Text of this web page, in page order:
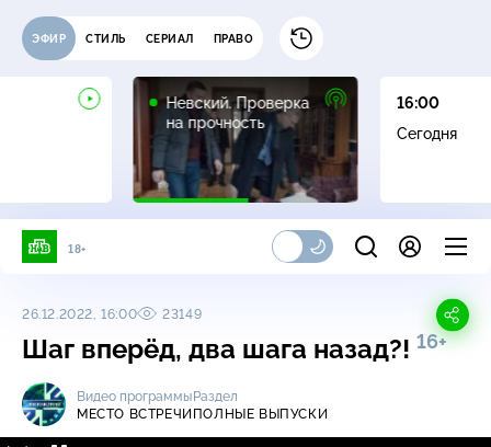
ЭФИР СТИЛЬ СЕРИАЛ ПРАВО
Невский. Проверка
на прочность
16+
16:00
Сегодня
18+
26.12.2022, 16:00 23149
Шаг вперёд, два шага назад?! 16+
Видео программы
МЕСТО ВСТРЕЧИ
Раздел
ПОЛНЫЕ ВЫПУСКИ